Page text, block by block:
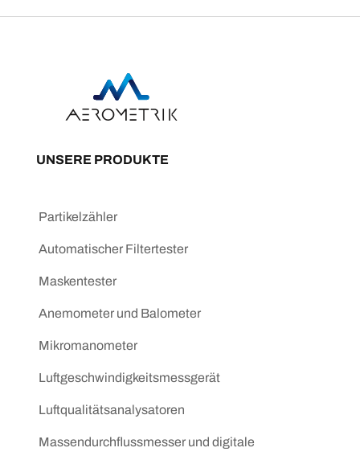
UNSERE PRODUKTE
Partikelzähler
Automatischer Filtertester
Maskentester
Anemometer und Balometer
Mikromanometer
Luftgeschwindigkeitsmessgerät
Luftqualitätsanalysatoren
Massendurchflussmesser und digitale